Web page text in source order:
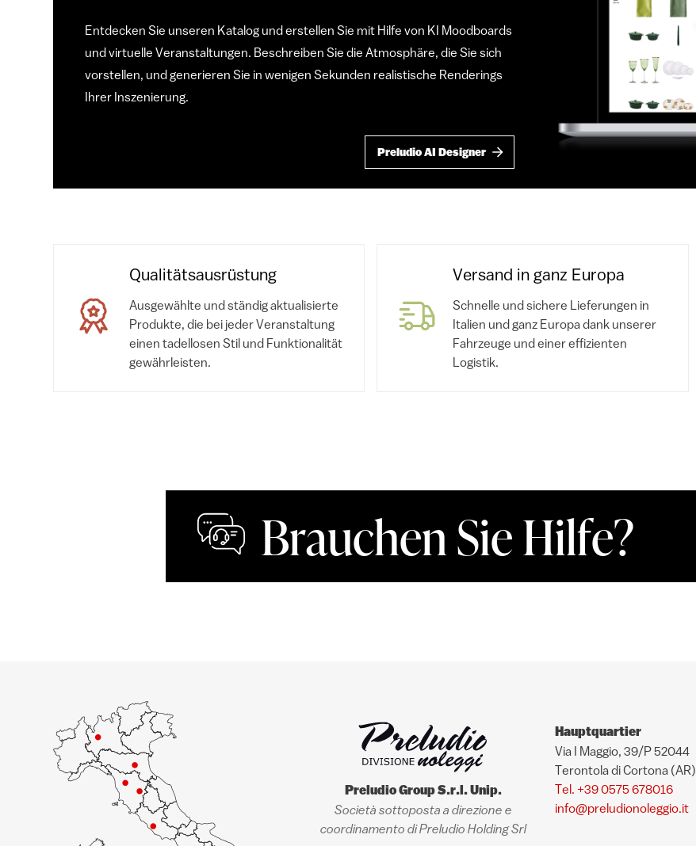
Entdecken Sie unseren Katalog und erstellen Sie mit Hilfe von KI Moodboards
und virtuelle Veranstaltungen. Beschreiben Sie die Atmosphäre, die Sie sich
vorstellen, und generieren Sie in wenigen Sekunden realistische Renderings
Ihrer Inszenierung.
Preludio AI Designer
Qualitätsausrüstung
Ausgewählte und ständig aktualisierte
Produkte, die bei jeder Veranstaltung
einen tadellosen Stil und Funktionalität
gewährleisten.
Versand in ganz Europa
Schnelle und sichere Lieferungen in
Italien und ganz Europa dank unserer
Fahrzeuge und einer effizienten
Logistik.
Brauchen Sie Hilfe?
Preludio Group S.r.l. Unip.
Società sottoposta a direzione e
coordinamento di Preludio Holding Srl
Hauptquartier
Via I Maggio, 39/P 52044
Terontola di Cortona (AR)
Tel. +39 0575 678016
info@preludionoleggio.it